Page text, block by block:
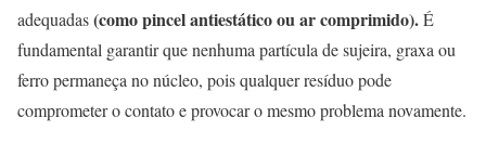
adequadas(como pincel antiestático ou ar comprimido).É
fundamental garantir que nenhuma partícula de sujeira, graxa ou
ferro permaneça no núcleo, pois qualquer resíduo pode
comprometer o contato e provocar o mesmo problema novamente.